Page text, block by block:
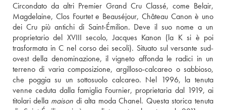
Circondato da altri Premier Grand Cru Classé, come Belair,
Magdelaine, Clos Fourtet e Beauséjour, Château Canon è uno
dei Cru più antichi di Saint-Émilion. Deve il suo nome a un
proprietario del XVIII secolo, Jacques Kanon (la K si è poi
trasformata in C nel corso dei secoli). Situato sul versante sud-
ovest della denominazione, il vigneto affonda le radici in un
terreno di varia composizione, argilloso-calcareo o sabbioso,
che poggia su un sottosuolo calcareo. Nel 1996, la tenuta
venne ceduta dalla famiglia Fournier, proprietaria dal 1919, ai
titolari della maison di alta moda Chanel. Questa storica tenuta